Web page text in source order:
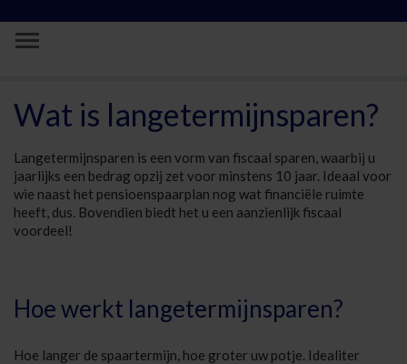
Langetermijnsparen - Vivium
Wat is langetermijnsparen?
Langetermijnsparen is een vorm van fiscaal sparen, waarbij u
jaarlijks een bedrag opzij zet voor minstens 10 jaar. Ideaal voor
wie naast het pensioenspaarplan nog wat financiële ruimte
heeft, dus. Bovendien biedt het u een aanzienlijk fiscaal
voordeel!
Hoe werkt langetermijnsparen?
Hoe langer de spaartermijn, hoe groter uw potje. Idealiter